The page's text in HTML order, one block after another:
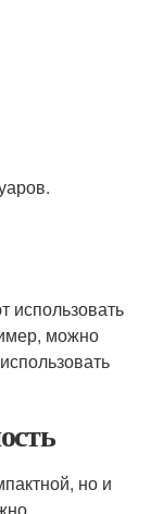
использовать
можно
но и